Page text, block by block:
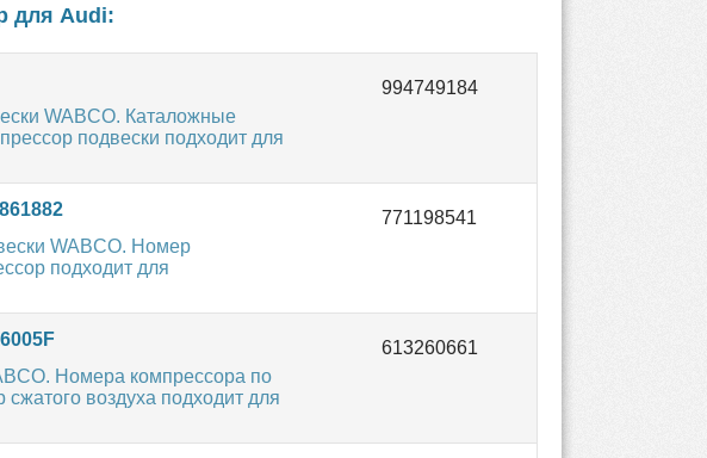
для Audi:
WABCO. Каталожные
подвески подходит для
WABCO. Номер
подходит для
Номера компрессора по
воздуха подходит для